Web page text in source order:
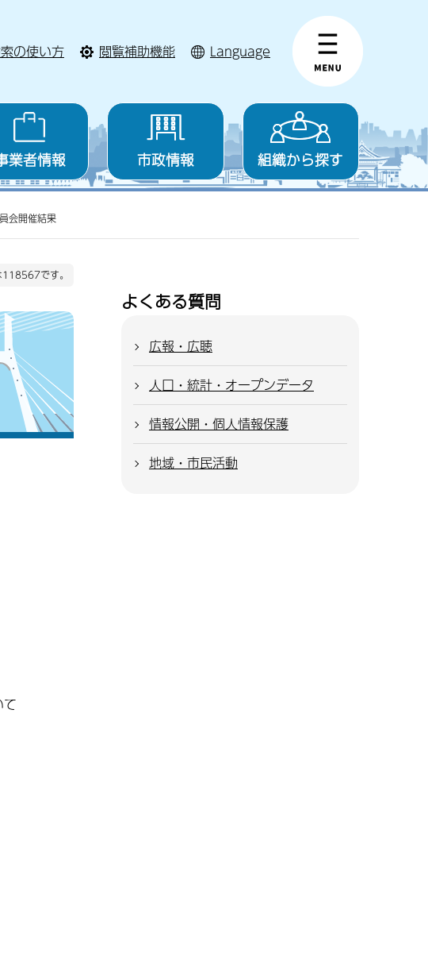
の使い方 閲覧補助機能 Language
業者情報 市政情報 組織から探す
会開催結果
です。
よくある質問
広報・広聴
人口・統計・オープンデータ
情報公開・個人情報保護
地域・市民活動